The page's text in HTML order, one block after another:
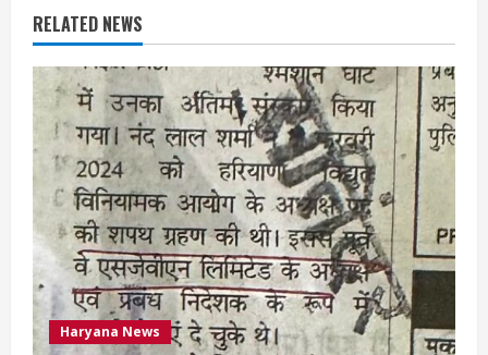
RELATED NEWS
Haryana News